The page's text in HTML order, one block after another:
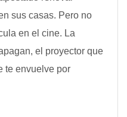
sus casas. Pero no
en el cine. La
el proyector que
te envuelve por